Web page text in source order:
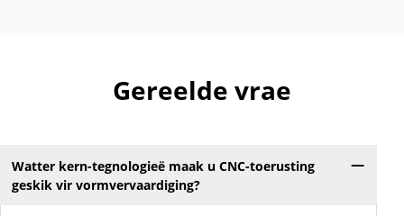
Gereelde vrae
Watter kern-tegnologieë maak u CNC-toerusting
geskik vir vormvervaardiging?